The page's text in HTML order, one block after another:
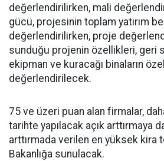
değerlendirilirken, mali
gücü, projesinin toplam yatırım
değerlendirilirken, proje
sunduğu projenin özellikleri, geri
ekipman ve kuracağı binaların
değerlendirilecek.
75 ve üzeri puan alan firmalar,
tarihte yapılacak açık arttırmaya
arttırmada verilen en yüksek kira
Bakanlığa sunulacak.